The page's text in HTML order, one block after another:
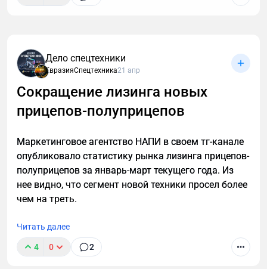
"Автомеханический завод" презентовал новинку —
европлатформу для перевозки грузов не
требующих специальных температурных режимов,
соответствующую стандартами ЕЭК ООН.
Дело спецтехники
ЕвразияСпецтехника21 апр
Сокращение лизинга новых
прицепов-полуприцепов
Маркетинговое агентство НАПИ в своем тг-канале
опубликовало статистику рынка лизинга прицепов-
полуприцепов за январь-март текущего года. Из
нее видно, что сегмент новой техники просел более
чем на треть.
Читать далее
4 0 2